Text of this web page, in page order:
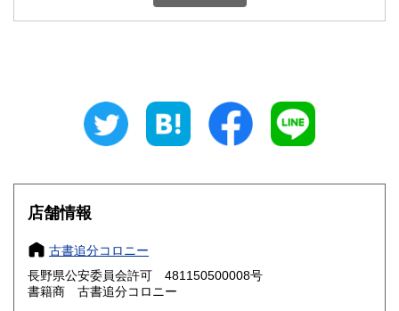
600円 三重県
大阪府
奈良県
鳥取県 600円 島根県
店舗情報
古書追分コロニー
長野県公安委員会許可 481150500008号
書籍商 古書追分コロニー